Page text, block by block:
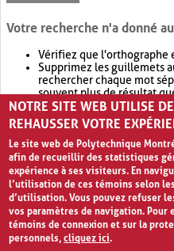
Votre recherche n'a donné
Vérifiez que l'orthographe
Supprimez les guillemets
rechercher chaque mot
souvent plus de résultat
Envisagez d'élargir votre
retournera souvent plus
NOTRE SITE WEB UTILISE
REHAUSSER VOTRE
Le site web de Polytechnique
afin de recueillir des statistiques
expérience à ses visiteurs. En
l’utilisation de ces témoins selon
d’utilisation. Vous pouvez refuser
vos paramètres de navigation. Pour
témoins de connexion et sur la
personnels,cliquez ici.